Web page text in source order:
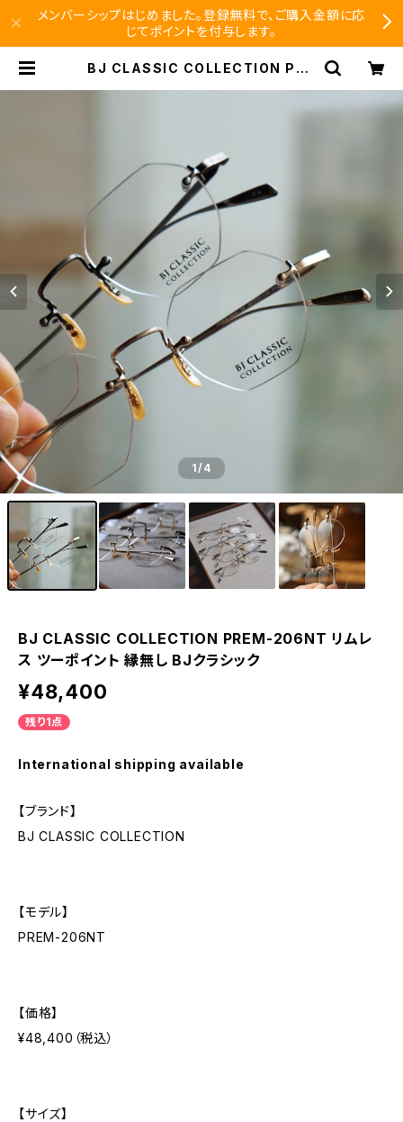
メンバーシップはじめました。登録無料で、ご購入金額に応
じてポイントを付与します。
BJ CLASSIC COLLECTION PRE
1/4
BJ CLASSIC COLLECTION PREM-206NT リムレ
ス ツーポイント 縁無し BJクラシック
¥48,400
残り1点
International shipping available
【ブランド】
BJ CLASSIC COLLECTION
【モデル】
PREM-206NT
【価格】
¥48,400（税込）
【サイズ】